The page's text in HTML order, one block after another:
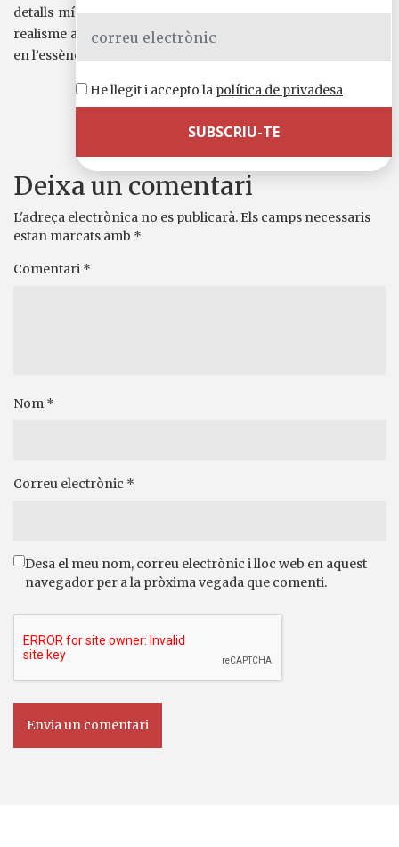
detalls mínims i la creació d’uns personatges empeltats de
realisme a qui dota d’una veu tan creïble que els converteix
en l’essència de tot un país, el dels desemparats.
Comparteix-ho a
WhatsAppTelegram
X Facebook
EmailComparteix
Deixa un comentari
L'adreça electrònica no es publicarà. Els camps necessaris
estan marcats amb *
Comentari *
Nom *
Correu electrònic *
Desa el meu nom, correu electrònic i lloc web en aquest
navegador per a la pròxima vegada que comenti.
He llegit i accepto la política de privadesa